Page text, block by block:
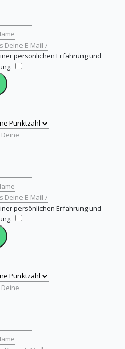
persönlichen Erfahrung und
persönlichen Erfahrung und